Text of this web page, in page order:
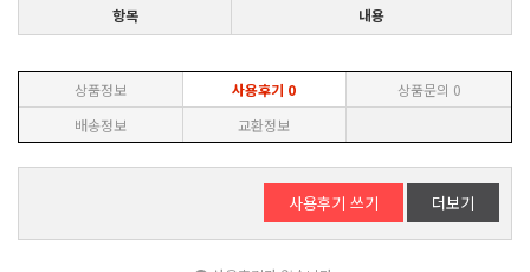
항목 내용
상품정보 사용후기 0 상품문의 0
배송정보
교환정보
사용후기 쓰기 더보기